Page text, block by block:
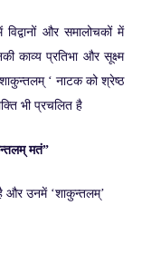
और समालोचकों में
काव्य प्रतिभा और सूक्ष्म
‘ नाटक को श्रेष्ठ
भी प्रचलित है
मतं”
और उनमें ‘शाकुन्तलम्’